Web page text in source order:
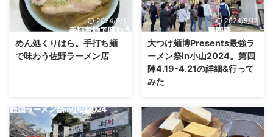
2024/6/1
めん処くりはら。手打ち麺
で味わう佐野ラーメン店
2024/5/12
大つけ麺博Presents最強ラ
ーメン祭in小山2024。第四
陣4.19-4.21の詳細&行って
みた